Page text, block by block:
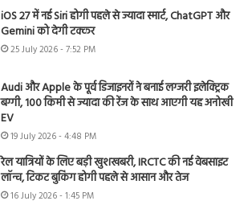
iOS 27 में नई Siri होगी पहले से ज्यादा स्मार्ट, ChatGPT और
Gemini को देगी टक्कर
25 July 2026 - 7:52 PM
Audi और Apple के पूर्व डिजाइनरों ने बनाई लग्जरी इलेक्ट्रिक
बग्गी, 100 किमी से ज्यादा की रेंज के साथ आएगी यह अनोखी
EV
19 July 2026 - 4:48 PM
रेल यात्रियों के लिए बड़ी खुशखबरी, IRCTC की नई वेबसाइट
लॉन्च, टिकट बुकिंग होगी पहले से आसान और तेज
16 July 2026 - 1:45 PM